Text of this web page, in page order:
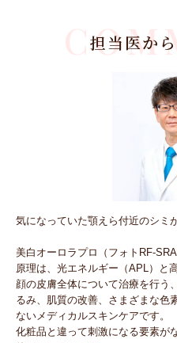
担当医か
気になっていた顎えら付近のシミ
美白オーロラプロ（フォトRF-
原理は、光エネルギー（APL）と
顔の皮膚全体について治療を行う
るみ、肌質の改善、さまざまな色
ないメディカルスキンケアです。
化粧品と違って刺激になる要素が